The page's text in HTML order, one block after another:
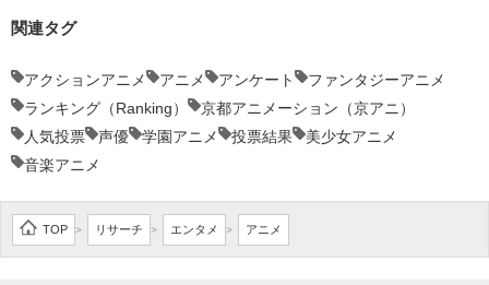
関連タグ
アクションアニメ アニメ アンケート
ファンタジーアニメ
ランキング（Ranking）
京都アニメーション（京アニ）
人気投票
声優 学園アニメ 投票結果
美少女アニメ
音楽アニメ
TOP > リサーチ > エンタメ > アニメ